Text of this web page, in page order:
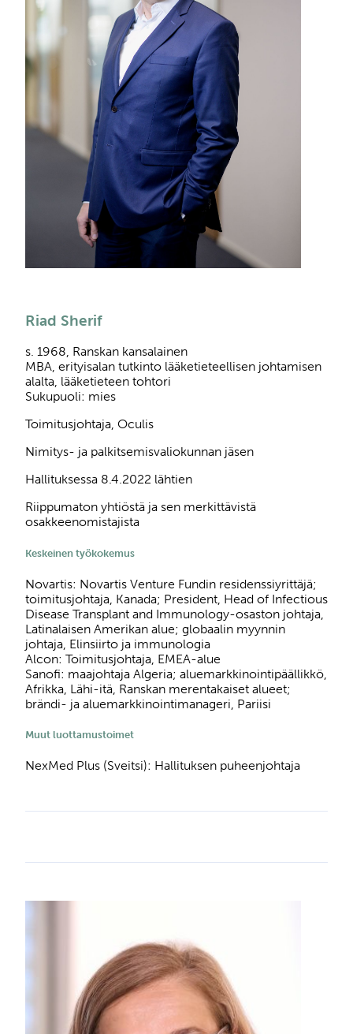
Riad Sherif
s. 1968, Ranskan kansalainen
MBA, erityisalan tutkinto lääketieteellisen johtamisen
alalta, lääketieteen tohtori
Sukupuoli: mies
Toimitusjohtaja, Oculis
Nimitys- ja palkitsemisvaliokunnan jäsen
Hallituksessa 8.4.2022 lähtien
Riippumaton yhtiöstä ja sen merkittävistä
osakkeenomistajista
Keskeinen työkokemus
Novartis: Novartis Venture Fundin residenssiyrittäjä;
toimitusjohtaja, Kanada; President, Head of Infectious
Disease Transplant and Immunology-osaston johtaja,
Latinalaisen Amerikan alue; globaalin myynnin
johtaja, Elinsiirto ja immunologia
Alcon: Toimitusjohtaja, EMEA-alue
Sanofi: maajohtaja Algeria; aluemarkkinointipäällikkö,
Afrikka, Lähi-itä, Ranskan merentakaiset alueet;
brändi- ja aluemarkkinointimanageri, Pariisi
Muut luottamustoimet
NexMed Plus (Sveitsi): Hallituksen puheenjohtaja